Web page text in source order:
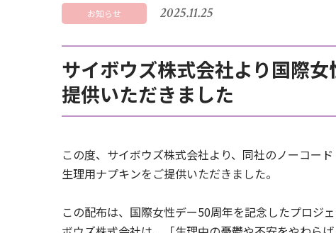
お知らせ 2025.11.25
サイボウズ株式会社より国際
提供いただきました
この度、サイボウズ株式会社より、同社のノーコー
生理用ナプキンをご提供いただきました。
この配布は、国際女性デー50周年を記念したプロジ